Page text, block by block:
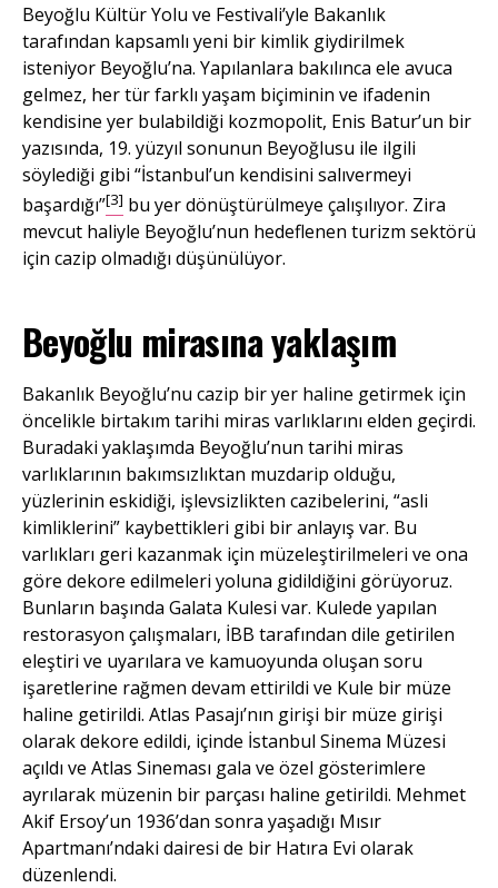
Beyoğlu Kültür Yolu ve Festivali’yle Bakanlık
tarafından kapsamlı yeni bir kimlik giydirilmek
isteniyor Beyoğlu’na. Yapılanlara bakılınca ele avuca
gelmez, her tür farklı yaşam biçiminin ve ifadenin
kendisine yer bulabildiği kozmopolit, Enis Batur’un bir
yazısında, 19. yüzyıl sonunun Beyoğlusu ile ilgili
söylediği gibi “İstanbul’un kendisini salıvermeyi
başardığı”[3] bu yer dönüştürülmeye çalışılıyor. Zira
mevcut haliyle Beyoğlu’nun hedeflenen turizm sektörü
için cazip olmadığı düşünülüyor.
Beyoğlu mirasına yaklaşım
Bakanlık Beyoğlu’nu cazip bir yer haline getirmek için
öncelikle birtakım tarihi miras varlıklarını elden geçirdi.
Buradaki yaklaşımda Beyoğlu’nun tarihi miras
varlıklarının bakımsızlıktan muzdarip olduğu,
yüzlerinin eskidiği, işlevsizlikten cazibelerini, “asli
kimliklerini” kaybettikleri gibi bir anlayış var. Bu
varlıkları geri kazanmak için müzeleştirilmeleri ve ona
göre dekore edilmeleri yoluna gidildiğini görüyoruz.
Bunların başında Galata Kulesi var. Kulede yapılan
restorasyon çalışmaları, İBB tarafından dile getirilen
eleştiri ve uyarılara ve kamuoyunda oluşan soru
işaretlerine rağmen devam ettirildi ve Kule bir müze
haline getirildi. Atlas Pasajı’nın girişi bir müze girişi
olarak dekore edildi, içinde İstanbul Sinema Müzesi
açıldı ve Atlas Sineması gala ve özel gösterimlere
ayrılarak müzenin bir parçası haline getirildi. Mehmet
Akif Ersoy’un 1936’dan sonra yaşadığı Mısır
Apartmanı’ndaki dairesi de bir Hatıra Evi olarak
düzenlendi.